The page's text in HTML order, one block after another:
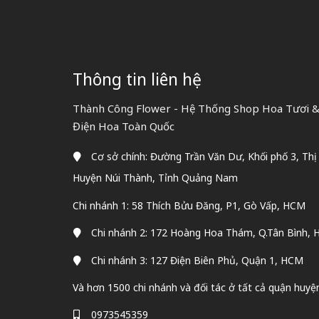
Thông tin liên hệ
Thành Công Flower - Hệ Thống Shop Hoa Tươi
Điện Hoa Toàn Quốc
Cơ sở chính: Đường Trần Văn Dư, Khối phố 3,
Huyện Núi Thành, Tỉnh Quảng Nam
Chi nhánh 1: 58 Thích Bửu Đăng, P1, Gò Vấp, HCM
Chi nhánh 2: 172 Hoàng Hoa Thám, Q.Tân Bình,
Chi nhánh 3: 127 Điện Biên Phủ, Quận 1, HCM
Và hơn 1500 chi nhánh và đối tác ở tất cả quận
0973545359